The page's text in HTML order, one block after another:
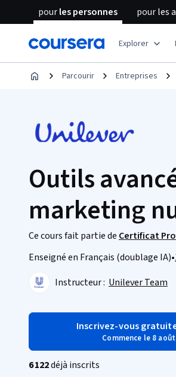
pourles personnes pourles
Explorer
Parcourir Entreprises
Outils
marketing
Ce cours fait partie de Certificat
Enseigné en Français (doublage IA)•
Instructeur : Unilever Team
Inscrivez-vous
Commence le 8 août
6 122déjà inscrits